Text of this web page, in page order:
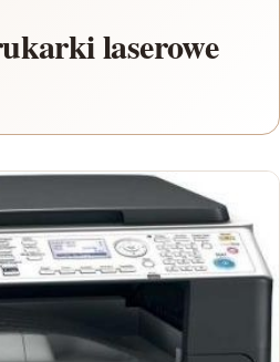
laserowe